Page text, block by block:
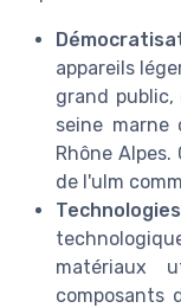
appareils
grand
seine
Rhône
de l'ulm
matériaux
composants